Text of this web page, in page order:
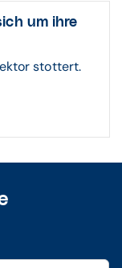
um ihre
stottert.